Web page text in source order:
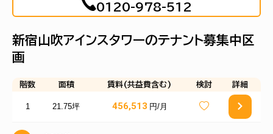
0120-978-512
新宿山吹アインスタワーのテナント募集中区
画
階数 面積 賃料(共益費含む) 検討 詳細
1 21.75坪 456,513 円/月